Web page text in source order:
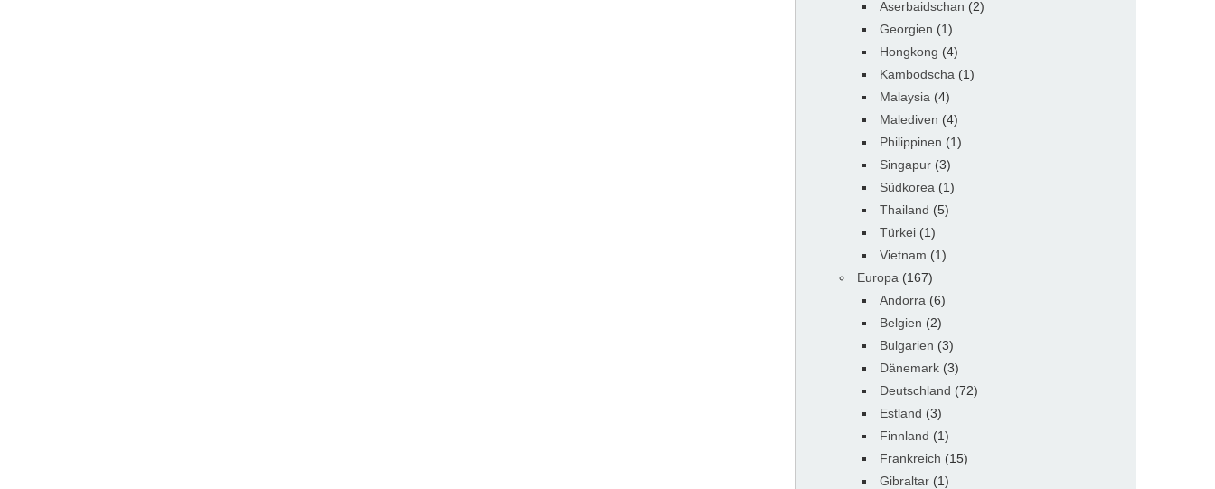
Aserbaidschan (2)
Georgien (1)
Hongkong (4)
Kambodscha (1)
Malaysia (4)
Malediven (4)
Philippinen (1)
Singapur (3)
Südkorea (1)
Thailand (5)
Türkei (1)
Vietnam (1)
Europa (167)
Andorra (6)
Belgien (2)
Bulgarien (3)
Dänemark (3)
Deutschland (72)
Estland (3)
Finnland (1)
Frankreich (15)
Gibraltar (1)